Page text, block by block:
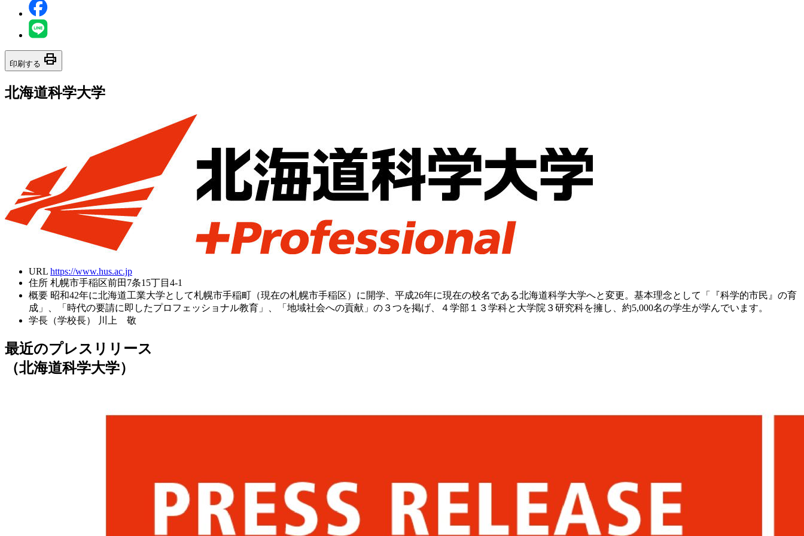
印刷する print
北海道科学大学
URL https://www.hus.ac.jp
住所 札幌市手稲区前田7条15丁目4-1
概要 昭和42年に北海道工業大学として札幌市手稲町（現在の札幌市手稲区）に開学、平成26年に現在の校名である北海道科学大学へと変更。基本理念として「『科学的市民』の育
成」、「時代の要請に即したプロフェッショナル教育」、「地域社会への貢献」の３つを掲げ、４学部１３学科と大学院３研究科を擁し、約5,000名の学生が学んでいます。
学長（学校長）
川上 敬
最近のプレスリリース
（北海道科学大学）